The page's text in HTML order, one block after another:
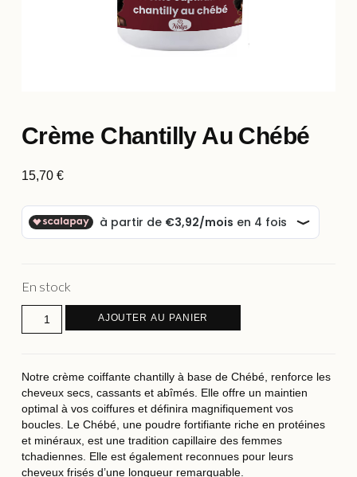
Crème Chantilly Au Chébé
15,70 €
En stock
AJOUTER AU PANIER
Notre crème coiffante chantilly à base de Chébé, renforce les
cheveux secs, cassants et abîmés. Elle offre un maintien
optimal à vos coiffures et définira magnifiquement vos
boucles. Le Chébé, une poudre fortifiante riche en protéines
et minéraux, est une tradition capillaire des femmes
tchadiennes. Elle est également reconnues pour leurs
cheveux frisés d’une longueur remarquable.